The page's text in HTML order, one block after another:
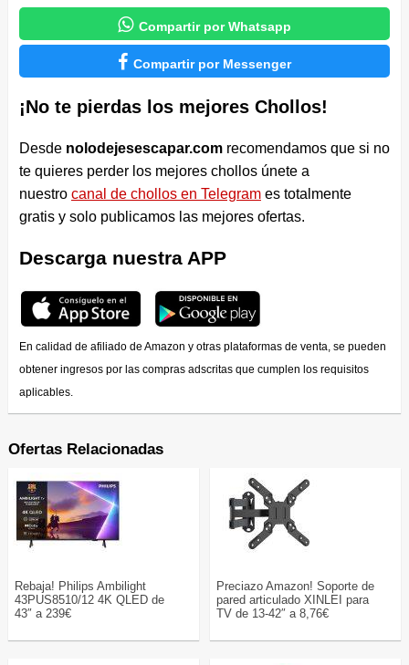
 Compartir por Whatsapp
 Compartir por Messenger
¡No te pierdas los mejores Chollos!
Desde nolodejesescapar.comrecomendamos que si no
te quieres perder los mejores chollos únete a
nuestro canal de chollos en Telegrames totalmente
gratis y solo publicamos las mejores ofertas.
Descarga nuestra APP
En calidad de afiliado de Amazon y otras plataformas de venta, se pueden
obtener ingresos por las compras adscritas que cumplen los requisitos
aplicables.
Ofertas Relacionadas
Rebaja! Philips Ambilight
43PUS8510/12 4K QLED de
43″ a 239€
Preciazo Amazon! Soporte de
pared articulado XINLEI para
TV de 13-42″ a 8,76€